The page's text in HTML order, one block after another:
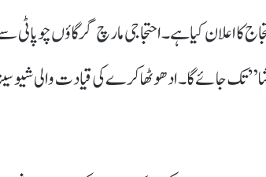
نے 15 مئی کو ممبئی میں بڑے احتجاج کا اعلان کیا ہے۔ احتجاجی مارچ گرگاؤں
تک جائے گا۔ ادھو ٹھاکرے کی قیادت والی شیو